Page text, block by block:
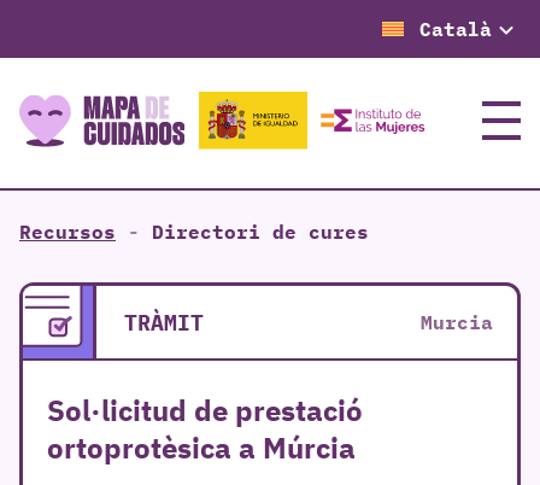
Català
Menú
Recursos - Directori de cures
TRÀMIT Murcia
Sol·licitud de prestació
ortoprotèsica a Múrcia